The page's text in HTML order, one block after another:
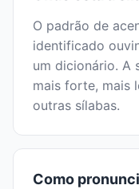
O padrão de
identificado
um dicionário. A
mais forte, mais
outras sílabas.
Como